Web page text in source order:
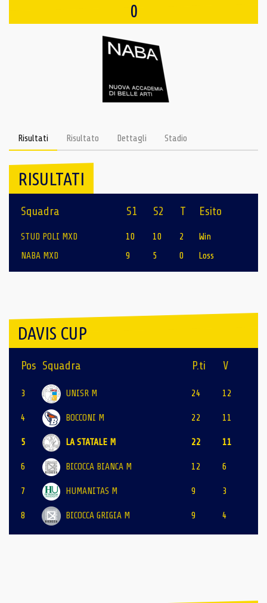
0
Risultati Risultato Dettagli Stadio
RISULTATI
Squadra S1 S2 T Esito
STUD POLI MXD 10 10 2
Win
NABA MXD
9 5 0 Loss
DAVIS CUP
Pos Squadra P.ti V
3 UNISR M 24 12
4 BOCCONI M 22 11
5 LA STATALE M 22 11
6 BICOCCA BIANCA M 12 6
7 HUMANITAS M 9 3
8 BICOCCA GRIGIA M 9 4